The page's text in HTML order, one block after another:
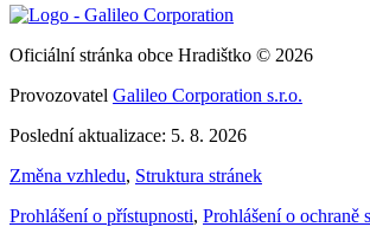
Oficiální stránka obce Hradištko © 2026
Provozovatel Galileo Corporation s.r.o.
Poslední aktualizace: 5. 8. 2026
Změna vzhledu, Struktura stránek
Prohlášení o přístupnosti, Prohlášení o ochraně